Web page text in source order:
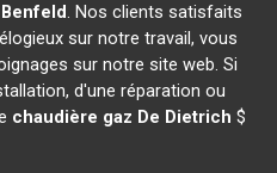
Benfeld. Nos clients satisfaits
sur notre travail, vous
sur notre site web. Si
d'une réparation ou
chaudière gaz De Dietrich $